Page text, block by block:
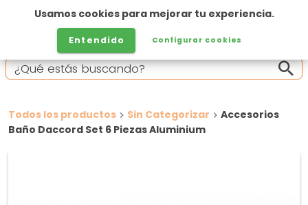
Todos los productos Sin Categorizar
Accesorios
Baño Daccord Set 6 Piezas Aluminium
Usamos cookies para mejorar tu experiencia.
Entendido Configurar cookies